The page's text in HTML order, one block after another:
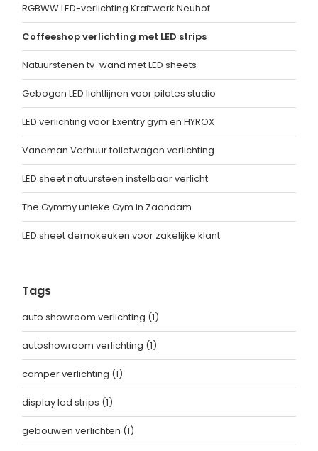
RGBWW LED-verlichting Kraftwerk Neuhof
Coffeeshop verlichting met LED strips
Natuurstenen tv-wand met LED sheets
Gebogen LED lichtlijnen voor pilates studio
LED verlichting voor Exentry gym en HYROX
Vaneman Verhuur toiletwagen verlichting
LED sheet natuursteen instelbaar verlicht
The Gymmy unieke Gym in Zaandam
LED sheet demokeuken voor zakelijke klant
Tags
auto showroom verlichting (1)
autoshowroom verlichting (1)
camper verlichting (1)
display led strips (1)
gebouwen verlichten (1)